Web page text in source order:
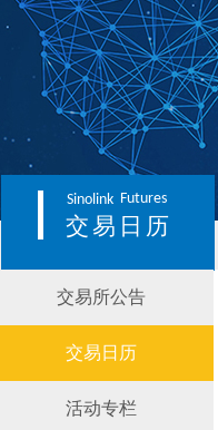
Sinolink Futures
交易日历
交易所公告
交易日历
活动专栏